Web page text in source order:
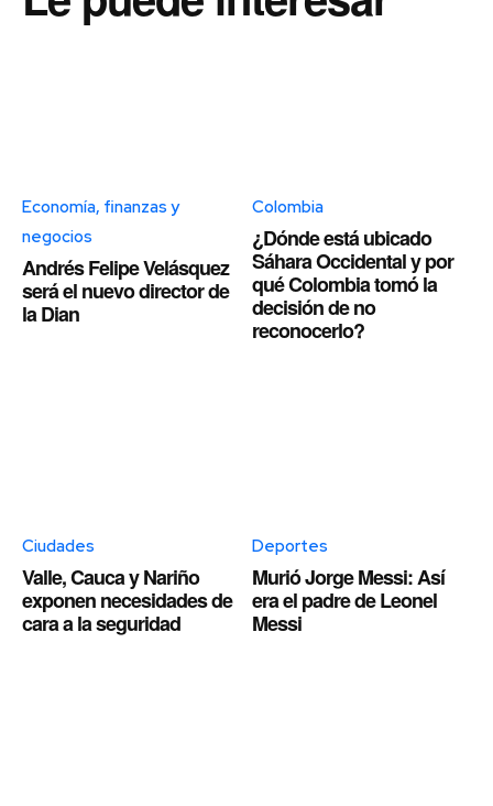
Economía, finanzas y
negocios
Andrés Felipe Velásquez
será el nuevo director de
la Dian
Colombia
¿Dónde está ubicado
Sáhara Occidental y por
qué Colombia tomó la
decisión de no
reconocerlo?
Ciudades
Valle, Cauca y Nariño
exponen necesidades de
cara a la seguridad
Deportes
Murió Jorge Messi: Así
era el padre de Leonel
Messi